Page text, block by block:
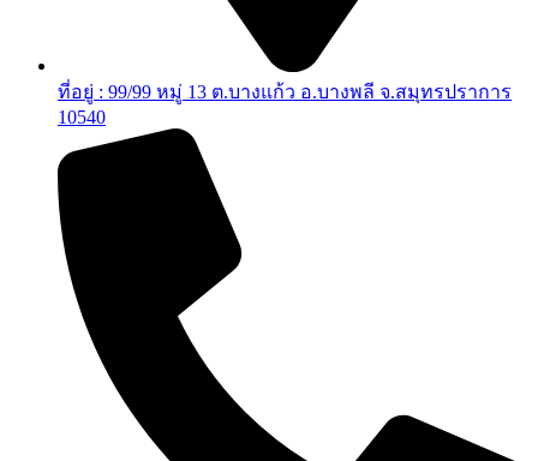
ที่อยู่ : 99/99 หมู่ 13 ต.บางแก้ว อ.บางพลี จ.สมุทรปราการ
10540